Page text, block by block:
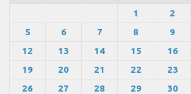
1
2
5
6 7 8 9
12
13 14 15 16
19
20 21 22 23
26
27 28 29 30